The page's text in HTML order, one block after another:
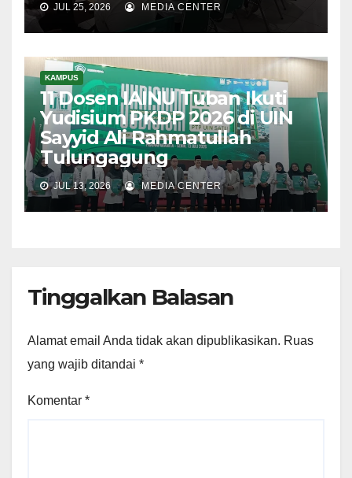
JUL 25, 2026 MEDIA CENTER
KAMPUS
11 Dosen IAINU Tuban Ikuti
Yudisium PKDP 2026 di UIN
Sayyid Ali Rahmatullah
Tulungagung
JUL 13, 2026 MEDIA CENTER
Tinggalkan Balasan
Alamat email Anda tidak akan dipublikasikan. Ruas
yang wajib ditandai *
Komentar *